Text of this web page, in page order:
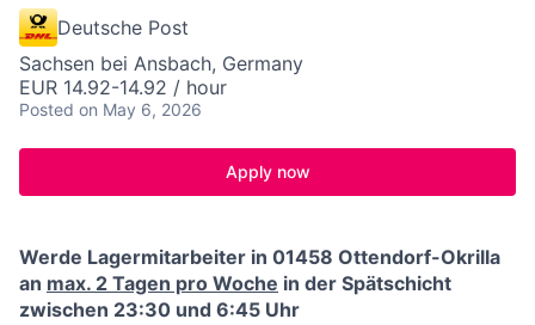
Deutsche Post
Sachsen bei Ansbach, Germany
EUR 14.92-14.92 / hour
Posted on May 6, 2026
Apply now
Werde Lagermitarbeiter in 01458 Ottendorf-Okrilla
an max. 2 Tagen pro Woche in der Spätschicht
zwischen 23:30 und 6:45 Uhr